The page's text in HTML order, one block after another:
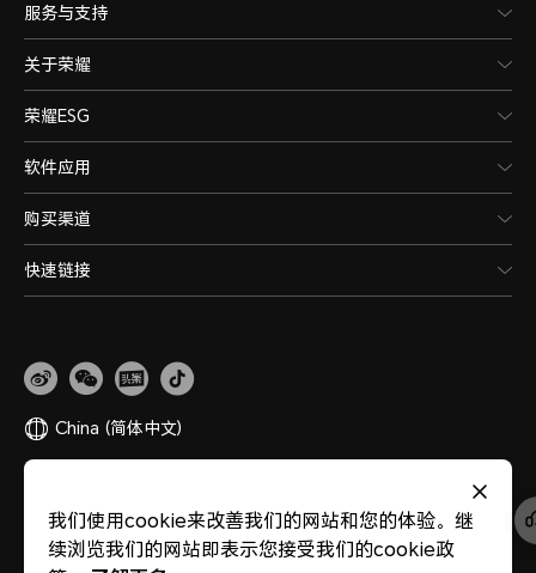
服务与支持
关于荣耀
荣耀ESG
软件应用
购买渠道
快速链接
China (简体中文)
版权所有 © 荣耀终端股份有限公司 2020-2026 保留一切权利。
44030002002883
粤ICP备20047157号
我们使用cookie来改善我们的网站和您的体验。继
续浏览我们的网站即表示您接受我们的cookie政